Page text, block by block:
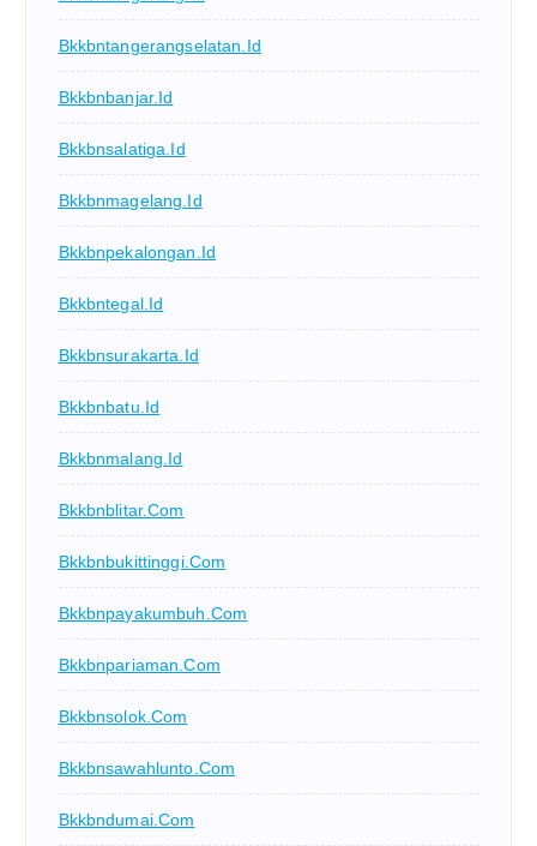
Bkkbntangerangselatan.id
Bkkbnbanjar.id
Bkkbnsalatiga.id
Bkkbnmagelang.id
Bkkbnpekalongan.id
Bkkbntegal.id
Bkkbnsurakarta.id
Bkkbnbatu.id
Bkkbnmalang.id
Bkkbnblitar.com
Bkkbnbukittinggi.com
Bkkbnpayakumbuh.com
Bkkbnpariaman.com
Bkkbnsolok.com
Bkkbnsawahlunto.com
Bkkbndumai.com